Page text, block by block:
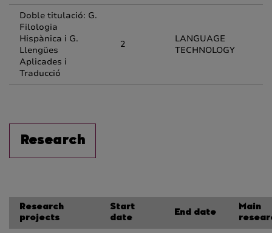
Doble titulació: G.
Filologia
Hispànica i G.
Llengües
Aplicades i
Traducció
2
LANGUAGE
TECHNOLOGY
Research
Research
projects
Start
date
End date
Main